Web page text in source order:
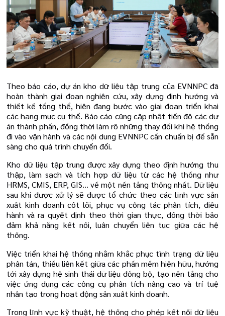
Theo báo cáo, dự án kho dữ liệu tập trung của EVNNPC đã
hoàn thành giai đoạn nghiên cứu, xây dựng định hướng và
thiết kế tổng thể, hiện đang bước vào giai đoạn triển khai
các hạng mục cụ thể. Báo cáo cũng cập nhật tiến độ các dự
án thành phần, đồng thời làm rõ những thay đổi khi hệ thống
đi vào vận hành và các nội dung EVNNPC cần chuẩn bị để sẵn
sàng cho quá trình chuyển đổi.
Kho dữ liệu tập trung được xây dựng theo định hướng thu
thập, làm sạch và tích hợp dữ liệu từ các hệ thống như
HRMS, CMIS, ERP, GIS… về một nền tảng thống nhất. Dữ liệu
sau khi được xử lý sẽ được tổ chức theo các lĩnh vực sản
xuất kinh doanh cốt lõi, phục vụ công tác phân tích, điều
hành và ra quyết định theo thời gian thực, đồng thời bảo
đảm khả năng kết nối, luân chuyển liên tục giữa các hệ
thống.
Việc triển khai hệ thống nhằm khắc phục tình trạng dữ liệu
phân tán, thiếu liên kết giữa các phần mềm hiện hữu, hướng
tới xây dựng hệ sinh thái dữ liệu đồng bộ, tạo nền tảng cho
việc ứng dụng các công cụ phân tích nâng cao và trí tuệ
nhân tạo trong hoạt động sản xuất kinh doanh.
Trong lĩnh vực kỹ thuật, hệ thống cho phép kết nối dữ liệu